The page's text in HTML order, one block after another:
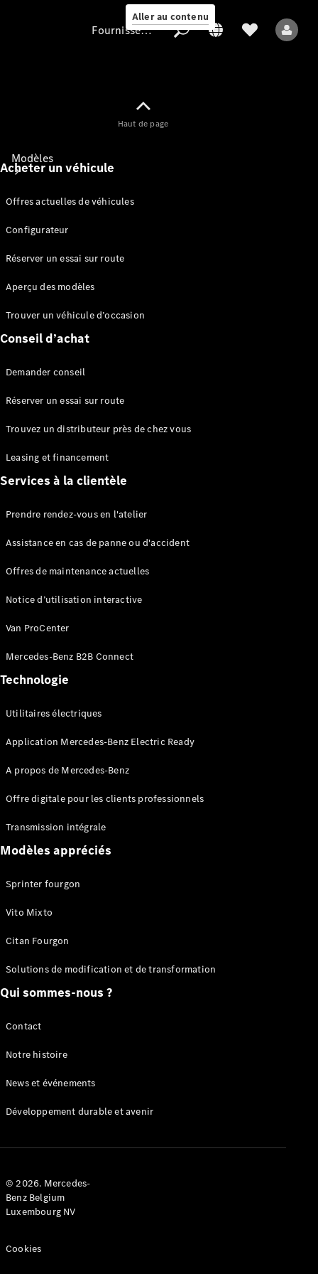
Aller au contenu
Modèles
Modèles électriques
Tous les
Sprinter
Sprinter
Sprinter
Sprinter
Cabine
Châssis
double
Châssis à
benne
Configurateur
Benz Store
Vito
Vito
Fourgon
Vito Tourer
Configurateur
Mercedes-
Citan
Configurateur
Mercedes-
Benz Store
Marco Polo
Fournisseur / Protection des données
Haut de page
Acheter un véhicule
Offres actuelles de véhicules
Configurateur
Réserver un essai sur route
Aperçu des modèles
Trouver un véhicule d’occasion
Conseil d’achat
Demander conseil
Réserver un essai sur route
Trouvez un distributeur près de chez vous
Leasing et financement
Services à la clientèle
Prendre rendez-vous en l'atelier
Assistance en cas de panne ou d'accident
Offres de maintenance actuelles
Notice d’utilisation interactive
Van ProCenter
Mercedes-Benz B2B Connect
Technologie
Utilitaires électriques
Application Mercedes-Benz Electric Ready
A propos de Mercedes-Benz
Offre digitale pour les clients professionnels
Transmission intégrale
Modèles appréciés
Sprinter fourgon
Vito Mixto
Citan Fourgon
Solutions de modification et de transformation
Qui sommes-nous ?
Contact
Notre histoire
News et événements
Développement durable et avenir
© 2026. Mercedes-
Benz Belgium
Luxembourg NV
Cookies